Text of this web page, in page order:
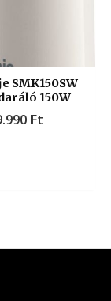
SMK150SW
150W
Ft